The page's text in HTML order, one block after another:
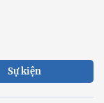
Sự kiện